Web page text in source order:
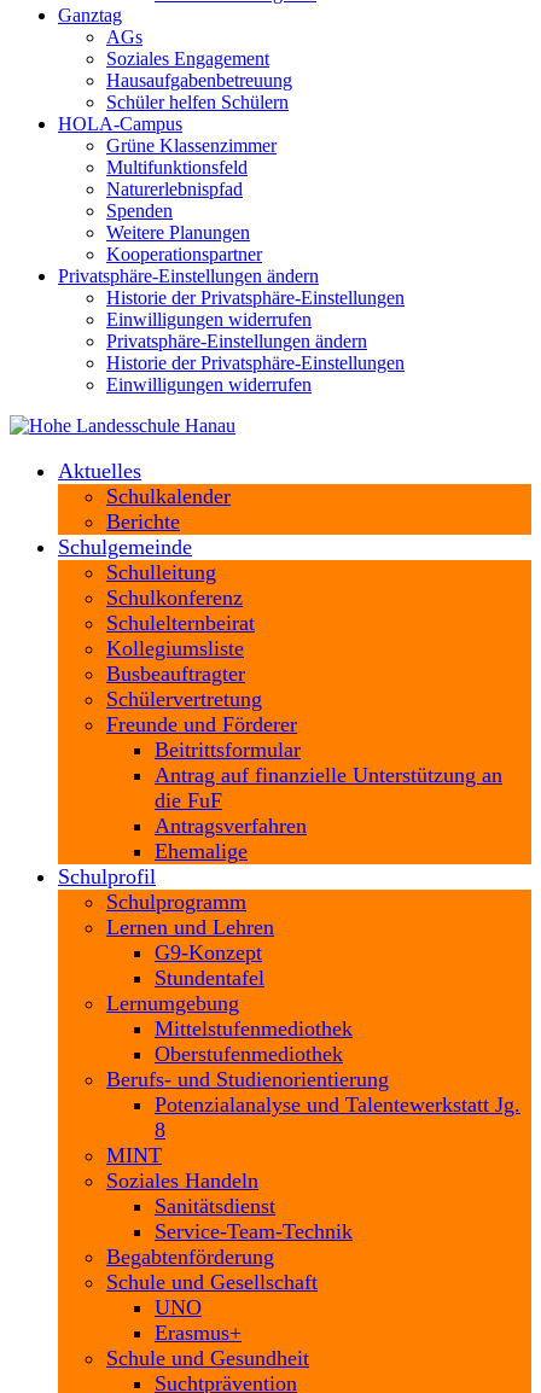
Ganztag
AGs
Soziales Engagement
Hausaufgabenbetreuung
Schüler helfen Schülern
HOLA-Campus
Grüne Klassenzimmer
Multifunktionsfeld
Naturerlebnispfad
Spenden
Weitere Planungen
Kooperationspartner
Privatsphäre-Einstellungen ändern
Historie der Privatsphäre-Einstellungen
Einwilligungen widerrufen
Privatsphäre-Einstellungen ändern
Historie der Privatsphäre-Einstellungen
Einwilligungen widerrufen
Aktuelles
Schulkalender
Berichte
Schulgemeinde
Schulleitung
Schulkonferenz
Schulelternbeirat
Kollegiumsliste
Busbeauftragter
Schülervertretung
Freunde und Förderer
Beitrittsformular
Antrag auf finanzielle Unterstützung an
die FuF
Antragsverfahren
Ehemalige
Schulprofil
Schulprogramm
Lernen und Lehren
G9-Konzept
Stundentafel
Lernumgebung
Mittelstufenmediothek
Oberstufenmediothek
Berufs- und Studienorientierung
Potenzialanalyse und Talentewerkstatt Jg.
8
MINT
Soziales Handeln
Sanitätsdienst
Service-Team-Technik
Begabtenförderung
Schule und Gesellschaft
UNO
Erasmus+
Schule und Gesundheit
Suchtprävention